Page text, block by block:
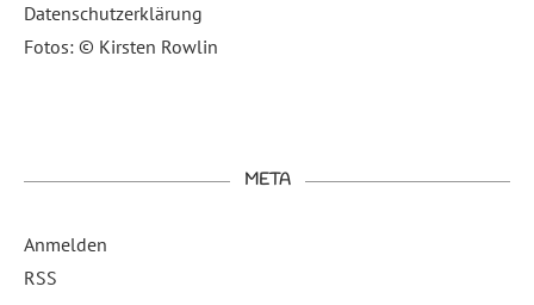
Datenschutzerklärung
Fotos: © Kirsten Rowlin
META
Anmelden
RSS